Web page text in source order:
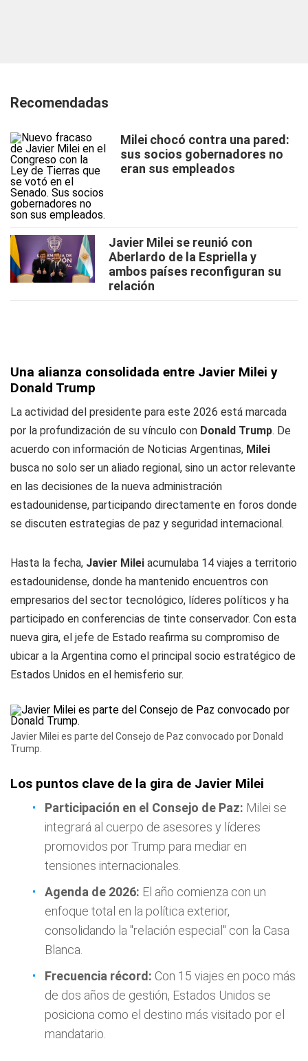
Recomendadas
Milei chocó contra una pared:
sus socios gobernadores no
eran sus empleados
Javier Milei se reunió con
Aberlardo de la Espriella y
ambos países reconfiguran su
relación
Una alianza consolidada entre Javier Milei y
Donald Trump
La actividad del presidente para este 2026 está marcada
por la profundización de su vínculo con Donald Trump. De
acuerdo con información de Noticias Argentinas, Milei
busca no solo ser un aliado regional, sino un actor relevante
en las decisiones de la nueva administración
estadounidense, participando directamente en foros donde
se discuten estrategias de paz y seguridad internacional.
Hasta la fecha, Javier Milei acumulaba 14 viajes a territorio
estadounidense, donde ha mantenido encuentros con
empresarios del sector tecnológico, líderes políticos y ha
participado en conferencias de tinte conservador. Con esta
nueva gira, el jefe de Estado reafirma su compromiso de
ubicar a la Argentina como el principal socio estratégico de
Estados Unidos en el hemisferio sur.
Javier Milei es parte del Consejo de Paz convocado por Donald
Trump.
Los puntos clave de la gira de Javier Milei
Participación en el Consejo de Paz: Milei se
integrará al cuerpo de asesores y líderes
promovidos por Trump para mediar en
tensiones internacionales.
Agenda de 2026: El año comienza con un
enfoque total en la política exterior,
consolidando la "relación especial" con la Casa
Blanca.
Frecuencia récord: Con 15 viajes en poco más
de dos años de gestión, Estados Unidos se
posiciona como el destino más visitado por el
mandatario.